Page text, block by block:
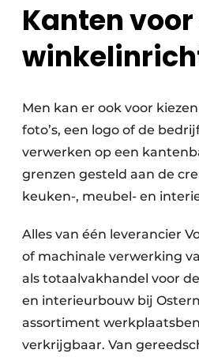
Kanten voor
Men kan er ook voor
foto’s, een logo of de
verwerken op een
grenzen gesteld aan de
keuken-, meubel- en
Alles van één leverancier
of machinale verwerking
als totaalvakhandel voor
en interieurbouw bij
assortiment
verkrijgbaar. Van